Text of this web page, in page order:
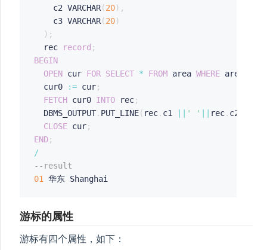
	c2 VARCHAR
(20) ,
	c3 VARCHAR
(20)
) ;
  rec
record ;
BEGIN
OPEN cur FOR SELECT * FROM area WHERE area_no
  cur0
:= cur;
FETCH cur0 INTO rec;
  DBMS_OUTPUT
. PUT_LINE( rec. c1 || ' ' || rec. c2
CLOSE cur;
END;
/
--result
01
游标的属性
游标有四个属性，如下：